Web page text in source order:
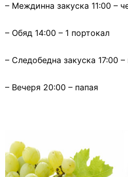
– Междинна закуска 11:00 –
– Обяд 14:00 – 1 портокал
– Следобедна закуска 17:00 –
– Вечеря 20:00 – папая